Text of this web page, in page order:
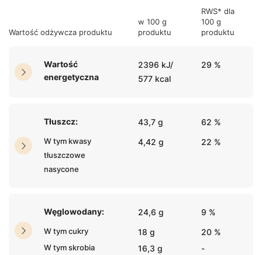
Wartość odżywcza produktu
w 100 g
produktu
RWS* dla
100 g
produktu
Wartość
energetyczna
2396 kJ/
577 kcal
29 %
Tłuszcz:
W tym kwasy
tłuszczowe
nasycone
43,7 g
4,42 g
62 %
22 %
Węglowodany:
W tym cukry
W tym skrobia
24,6 g
18 g
16,3 g
9 %
20 %
-